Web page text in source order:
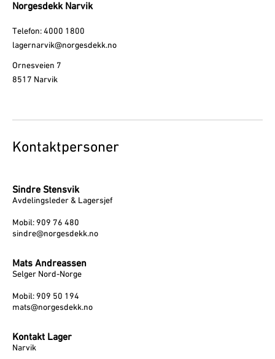
Norgesdekk Narvik
Telefon: 4000 1800
lagernarvik@norgesdekk.no
Ornesveien 7
8517 Narvik
Kontaktpersoner
Sindre Stensvik
Avdelingsleder & Lagersjef
Mobil: 909 76 480
sindre@norgesdekk.no
Mats Andreassen
Selger Nord-Norge
Mobil: 909 50 194
mats@norgesdekk.no
Kontakt Lager
Narvik